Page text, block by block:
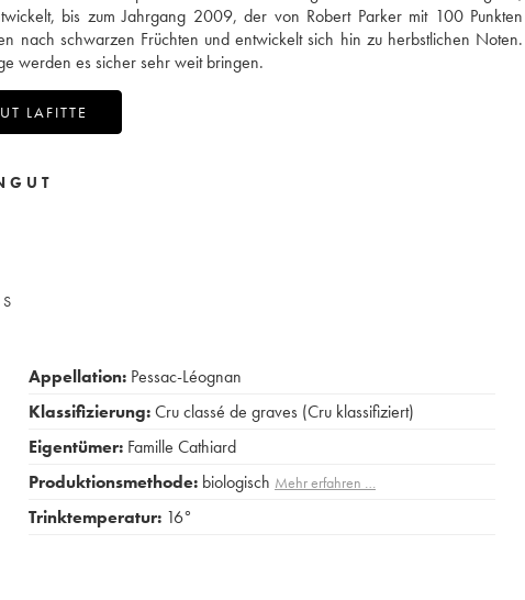
bis zum Jahrgang 2009, der von Robert Parker mit 100 Punkten
nach schwarzen Früchten und entwickelt sich hin zu herbstlichen Noten.
werden es sicher sehr weit bringen.
LAFITTE
Appellation: Pessac-Léognan
Klassifizierung:Cru classé de graves (Cru klassifiziert)
Eigentümer: Famille Cathiard
Produktionsmethode: biologisch Mehr erfahren …
Trinktemperatur: 16°